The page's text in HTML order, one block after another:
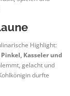
Highlight:
Kasseler und
gelacht und
durfte